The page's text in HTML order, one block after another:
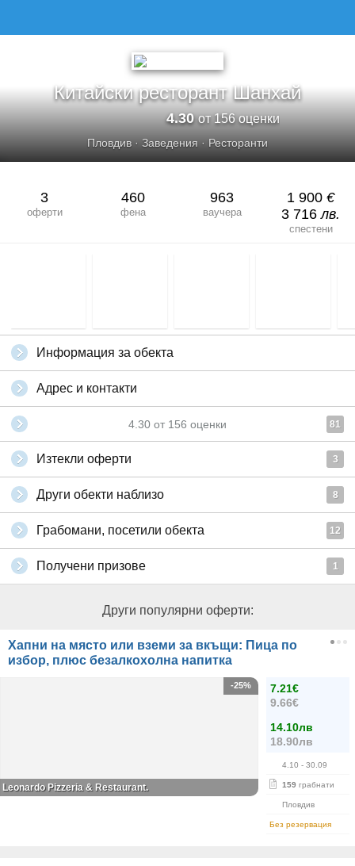
Китайски ресторант Шанхай
4.30от 156 оценки
Пловдив· Заведения · Ресторанти
3
оферти
460
фена
963
ваучера
1 900 €
3 716лв.
спестени
Информация за обекта
Адрес и контакти
4.30 от 156 оценки 81
Изтекли оферти 3
Други обекти наблизо 8
Грабомани, посетили обекта 12
Получени призове 1
Други популярни оферти:
Хапни на място или вземи за вкъщи: Пица по
избор, плюс безалкохолна напитка
7.21€
9.66€
14.10лв
18.90лв
4.10 - 30.09
159 грабнати
Пловдив
Без резервация
-25%
Leonardo Pizzeria & Restaurant.